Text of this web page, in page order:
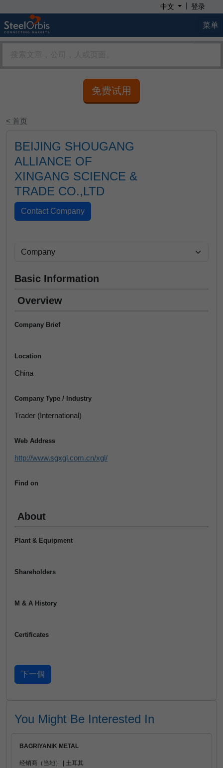
中文 | 登录
菜单
免费试用
< 首页
BEIJING SHOUGANG
ALLIANCE OF
XINGANG SCIENCE &
TRADE CO.,LTD
Basic Information
Overview
Company Brief
Location
China
Company Type / Industry
Trader (International)
Web Address
http://www.sgxgl.com.cn/xgl/
Find on
About
Plant & Equipment
Shareholders
M & A History
Certificates
You Might Be Interested In
BAGRIYANIK METAL
经销商（当地） | 土耳其